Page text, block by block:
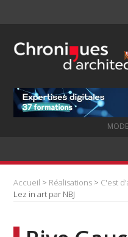
Accueil > Réalisations > C'est
Lez in art par NBJ